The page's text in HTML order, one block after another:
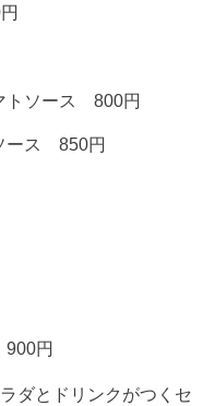
トソース 800円
ース 850円
円
ダとドリンクがつくセ